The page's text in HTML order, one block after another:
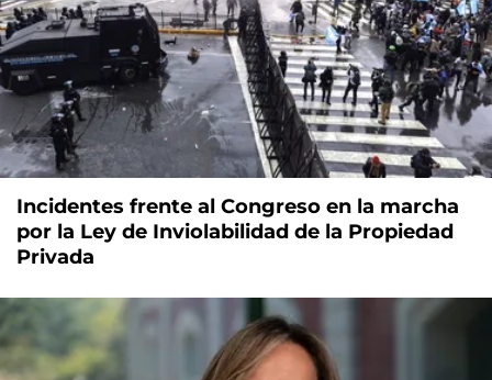
Incidentes frente al Congreso en la marcha
por la Ley de Inviolabilidad de la Propiedad
Privada